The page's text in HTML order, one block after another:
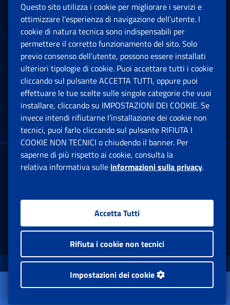
Apri il menu
Sedi e Contatti
Software
Note Legali
App mobile
Sede Legale : Via Ciro il Grande, 21
00144 Roma
Facebook: Apre una nuova finestra
Twitter: Apre una nuova finestra
Whatsapp: Apre una nuova
Youtube: Apre una
Instagram:
www.inps.gov.it © 1997-2026
Istituto Nazionale Previdenza Sociale.
Questo sito utilizza i cookie per migliorare i servizi e
ottimizzare l’esperienza di navigazione dell’utente. I
cookie di natura tecnica sono indispensabili per
permettere il corretto funzionamento del sito. Solo
previo consenso dell’utente, possono essere installati
ulteriori tipologie di cookie. Puoi accettare tutti i cookie
cliccando sul pulsante ACCETTA TUTTI, oppure puoi
effettuare le tue scelte sulle singole categorie che vuoi
installare, cliccando su IMPOSTAZIONI DEI COOKIE. Se
invece intendi rifiutarne l’installazione dei cookie non
tecnici, puoi farlo cliccando sul pulsante RIFIUTA I
COOKIE NON TECNICI o chiudendo il banner. Per
saperne di più rispetto ai cookie, consulta la
relativa informativa sulle informazioni sulla privacy.
Accetta Tutti
Rifiuta i cookie non tecnici
Impostazioni dei cookie